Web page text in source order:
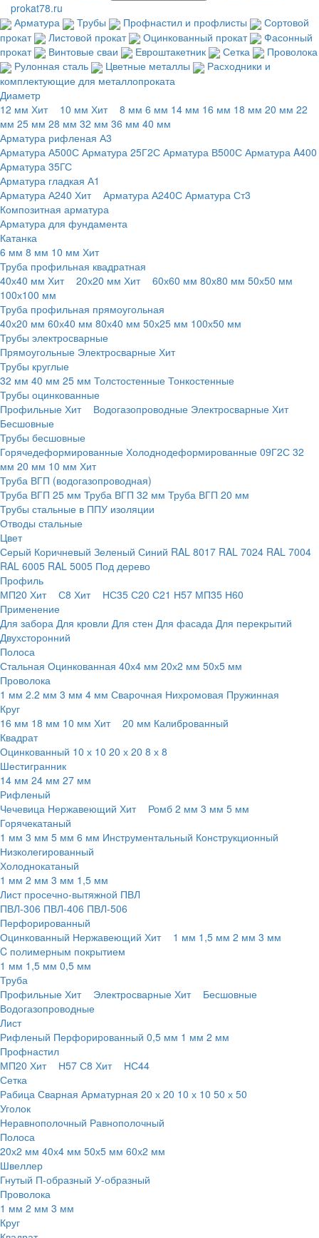
prokat78.ru
Арматура
Трубы Профнастил и профлисты
Сортовой
прокат
Листовой прокат Оцинкованный прокат
Фасонный
прокат
Винтовые сваи Евроштакетник Сетка
Проволока
Рулонная сталь
Цветные металлы
Расходники и
комплектующие для металлопроката
Диаметр
12 мм Хит 10 мм Хит 8 мм 6 мм 14 мм 16 мм 18 мм 20 мм 22
мм 25 мм 28 мм 32 мм 36 мм 40 мм
Арматура рифленая А3
Арматура А500С Арматура 25Г2С Арматура В500С Арматура A400
Арматура 35ГС
Арматура гладкая А1
Арматура А240 Хит Арматура А240С Арматура Ст3
Композитная арматура
Арматура для фундамента
Катанка
6 мм 8 мм 10 мм Хит
Труба профильная квадратная
40х40 мм Хит 20х20 мм Хит 60х60 мм 80х80 мм 50х50 мм
100х100 мм
Труба профильная прямоугольная
40х20 мм 60х40 мм 80х40 мм 50х25 мм 100х50 мм
Трубы электросварные
Прямоугольные Электросварные Хит
Трубы круглые
32 мм 40 мм 25 мм Толстостенные Тонкостенные
Трубы оцинкованные
Профильные Хит Водогазопроводные Электросварные Хит
Бесшовные
Трубы бесшовные
Горячедеформированные Холоднодеформированные 09Г2С 32
мм 20 мм 10 мм Хит
Труба ВГП (водогазопроводная)
Труба ВГП 25 мм Труба ВГП 32 мм Труба ВГП 20 мм
Трубы стальные в ППУ изоляции
Отводы стальные
Цвет
Серый Коричневый Зеленый Синий RAL 8017 RAL 7024 RAL 7004
RAL 6005 RAL 5005 Под дерево
Профиль
МП20 Хит С8 Хит НС35 С20 С21 Н57 МП35 Н60
Применение
Для забора Для кровли Для стен Для фасада Для перекрытий
Двухсторонний
Полоса
Стальная Оцинкованная 40х4 мм 20х2 мм 50х5 мм
Проволока
1 мм 2.2 мм 3 мм 4 мм Сварочная Нихромовая Пружинная
Круг
16 мм 18 мм 10 мм Хит 20 мм Калиброванный
Квадрат
Оцинкованный 10 х 10 20 х 20 8 х 8
Шестигранник
14 мм 24 мм 27 мм
Рифленый
Чечевица Нержавеющий Хит Ромб 2 мм 3 мм 5 мм
Горячекатаный
1 мм 3 мм 5 мм 6 мм Инструментальный Конструкционный
Низколегированный
Холоднокатаный
1 мм 2 мм 3 мм 1,5 мм
Лист просечно-вытяжной ПВЛ
ПВЛ-306 ПВЛ-406 ПВЛ-506
Перфорированный
Оцинкованный Нержавеющий Хит 1 мм 1,5 мм 2 мм 3 мм
C полимерным покрытием
1 мм 1,5 мм 0,5 мм
Труба
Профильные Хит Электросварные Хит
Бесшовные
Водогазопроводные
Лист
Рифленый Перфорированный 0,5 мм 1 мм 2 мм
Профнастил
МП20 Хит Н57 С8 Хит
НС44
Сетка
Рабица Сварная Арматурная 20 х 20 10 х 10 50 х 50
Уголок
Неравнополочный Равнополочный
Полоса
20х2 мм 40х4 мм 50х5 мм 60х2 мм
Швеллер
Гнутый П-образный У-образный
Проволока
1 мм 2 мм 3 мм
Круг